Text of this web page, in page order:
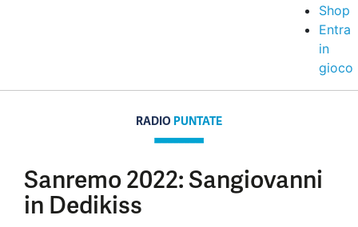
Shop
Entra
in
gioco
RADIO PUNTATE
Sanremo 2022: Sangiovanni
in Dedikiss